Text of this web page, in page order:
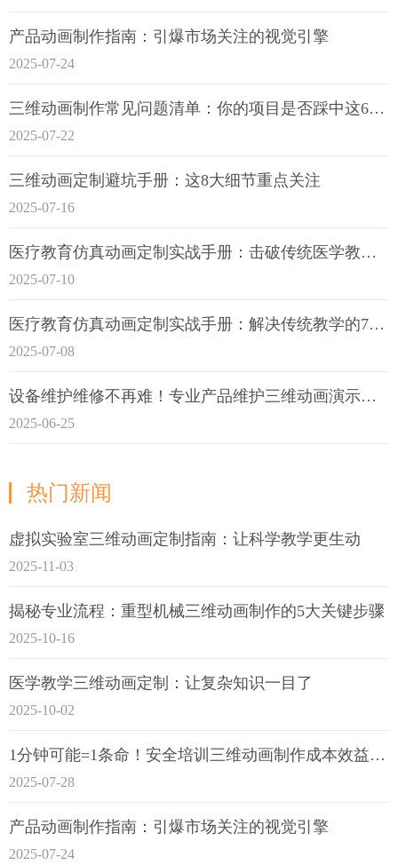
产品动画制作指南：引爆市场关注的视觉引擎
2025-07-24
三维动画制作常见问题清单：你的项目是否踩中这6大技术雷区？
2025-07-22
三维动画定制避坑手册：这8大细节重点关注
2025-07-16
医疗教育仿真动画定制实战手册：击破传统医学教育7大痛点
2025-07-10
医疗教育仿真动画定制实战手册：解决传统教学的7大痛点
2025-07-08
设备维护维修不再难！专业产品维护三维动画演示定制指南
2025-06-25
热门新闻
虚拟实验室三维动画定制指南：让科学教学更生动
2025-11-03
揭秘专业流程：重型机械三维动画制作的5大关键步骤
2025-10-16
医学教学三维动画定制：让复杂知识一目了
2025-10-02
1分钟可能=1条命！安全培训三维动画制作成本效益深度拆解
2025-07-28
产品动画制作指南：引爆市场关注的视觉引擎
2025-07-24